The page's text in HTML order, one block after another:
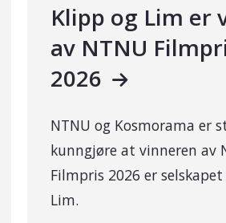
Klipp og Lim er
av NTNU
2026
NTNU og Kosmorama er
kunngjøre at vinneren av
Filmpris 2026 er
Lim.